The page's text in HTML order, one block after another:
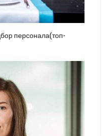
персонала(топ-